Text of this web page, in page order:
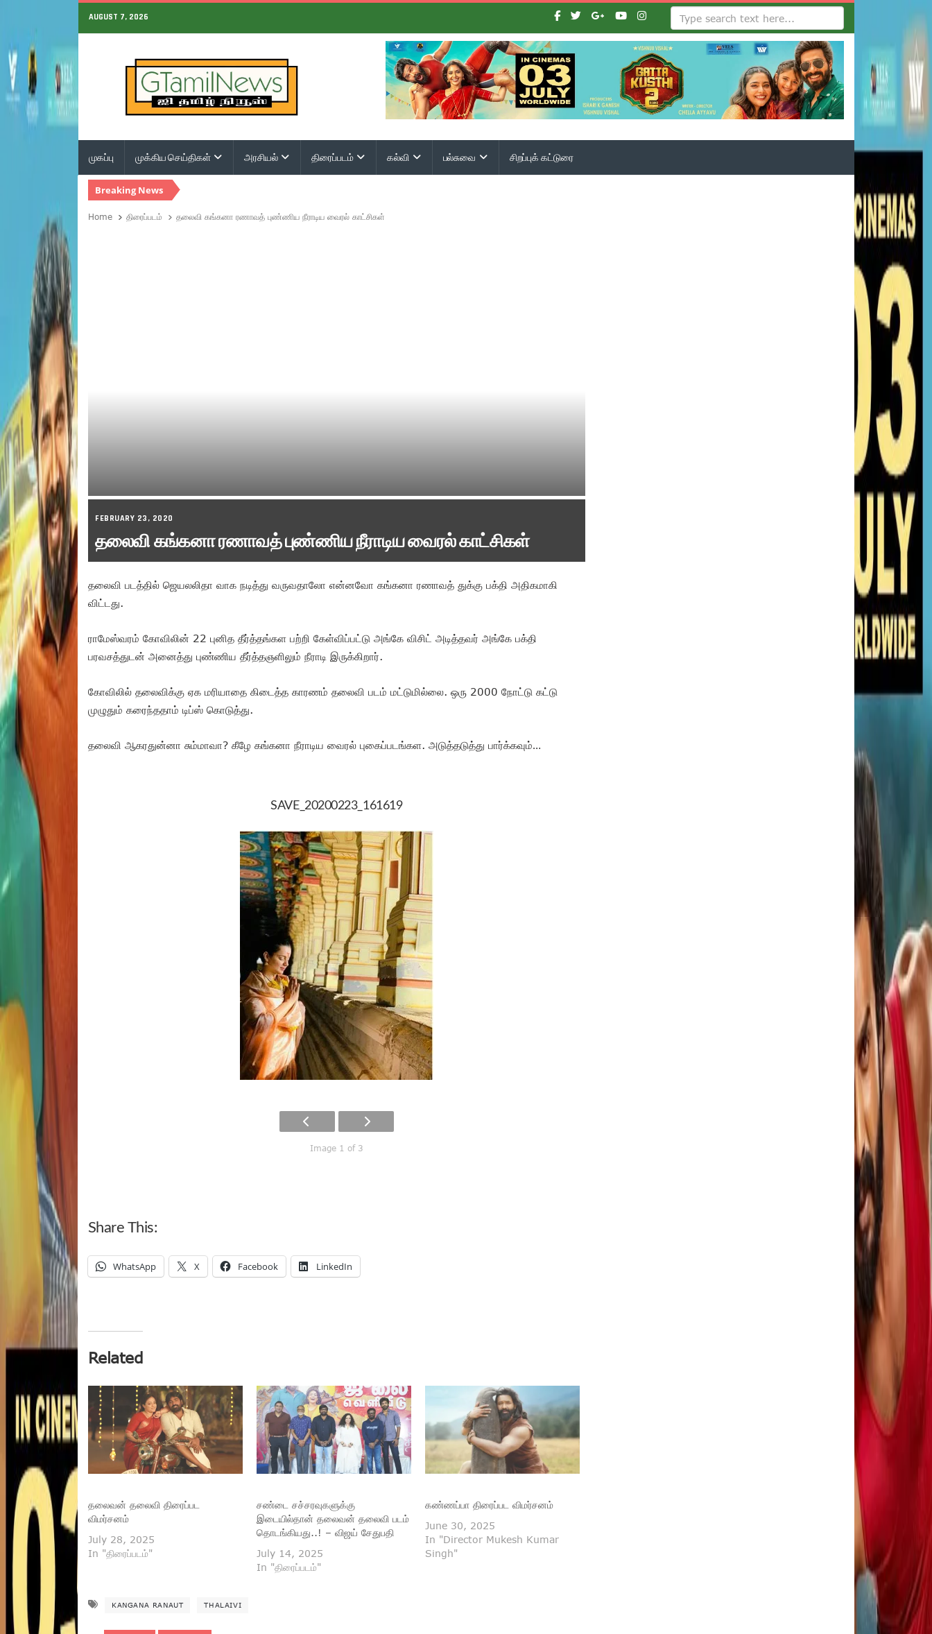
AUGUST 7, 2026
முகப்பு முக்கிய செய்திகள் அரசியல் திரைப்படம் கல்வி பல்சுவை சிறப்புக் கட்டுரை
Breaking News
Home திரைப்படம் தலைவி கங்கனா ரணாவத் புண்ணிய நீராடிய வைரல் காட்சிகள்
FEBRUARY 23, 2020
தலைவி கங்கனா ரணாவத் புண்ணிய நீராடிய வைரல் காட்சிகள்
தலைவி படத்தில் ஜெயலலிதா வாக நடித்து வருவதாலோ என்னவோ கங்கனா ரணாவத் துக்கு பக்தி அதிகமாகி
விட்டது.
ராமேஸ்வரம் கோவிலின் 22 புனித தீர்த்தங்கள பற்றி கேள்விப்பட்டு அங்கே விசிட் அடித்தவர் அங்கே பக்தி
பரவசத்துடன் அனைத்து புண்ணிய தீர்த்தஞளிலும் நீராடி இருக்கிறார்.
கோவிலில் தலைவிக்கு ஏக மரியாதை கிடைத்த காரணம் தலைவி படம் மட்டுமில்லை. ஒரு 2000 நோட்டு கட்டு
முழுதும் கரைந்ததாம் டிப்ஸ் கொடுத்து.
தலைவி ஆகரதுன்னா சும்மாவா? கீழே கங்கனா நீராடிய வைரல் புகைப்படங்கள. அடுத்தடுத்து பார்க்கவும்…
SAVE_20200223_161619
Image 1 of 3
Share This:
WhatsApp X Facebook LinkedIn
Related
தலைவன் தலைவி திரைப்பட
விமர்சனம்
July 28, 2025
In "திரைப்படம்"
சண்டை சச்சரவுகளுக்கு
இடையில்தான் தலைவன் தலைவி படம்
தொடங்கியது..! – விஜய் சேதுபதி
July 14, 2025
In "திரைப்படம்"
கண்ணப்பா திரைப்பட விமர்சனம்
June 30, 2025
In "Director Mukesh Kumar
Singh"
KANGANA RANAUT THALAIVI